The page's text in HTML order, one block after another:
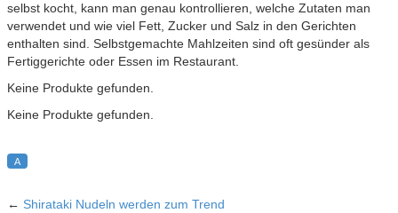
selbst kocht, kann man genau kontrollieren, welche Zutaten man
verwendet und wie viel Fett, Zucker und Salz in den Gerichten
enthalten sind. Selbstgemachte Mahlzeiten sind oft gesünder als
Fertiggerichte oder Essen im Restaurant.
Keine Produkte gefunden.
Keine Produkte gefunden.
A
← Shirataki Nudeln werden zum Trend